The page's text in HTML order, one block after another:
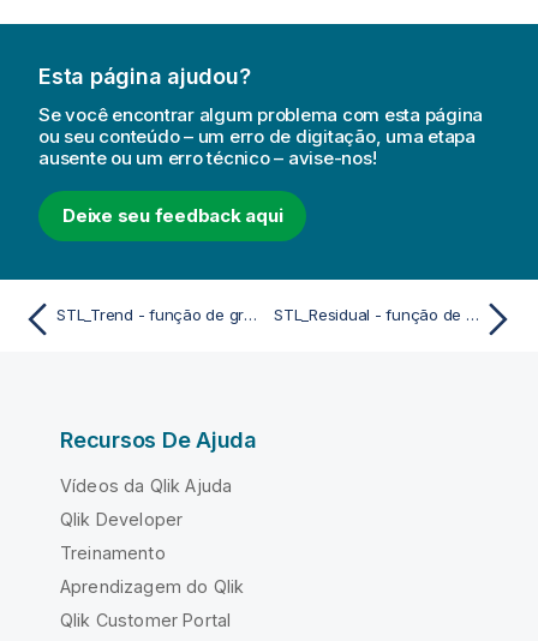
Esta página ajudou?
Se você encontrar algum problema com esta página
ou seu conteúdo – um erro de digitação, uma etapa
ausente ou um erro técnico – avise-nos!
Deixe seu feedback aqui
STL_Trend - função de gráfico STL_Residual - função de gráfico
Recursos De Ajuda
Vídeos da Qlik Ajuda
Qlik Developer
Treinamento
Aprendizagem do Qlik
Qlik Customer Portal